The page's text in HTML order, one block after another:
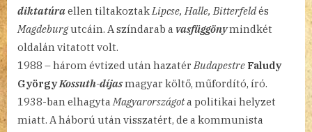
diktatúraellen tiltakoztak Lipcse, Halle, Bitterfeldés
Magdeburgutcáin. A színdarab a vasfüggönymindkét
oldalán vitatott volt.
1988 – három évtized után hazatér Budapestre Faludy
György Kossuth-díjasmagyar költő, műfordító, író.
1938-ban elhagyta Magyarországota politikai helyzet
miatt. A háború után visszatért, de a kommunista